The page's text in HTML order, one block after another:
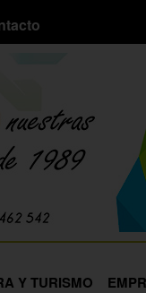
Y TURISMO